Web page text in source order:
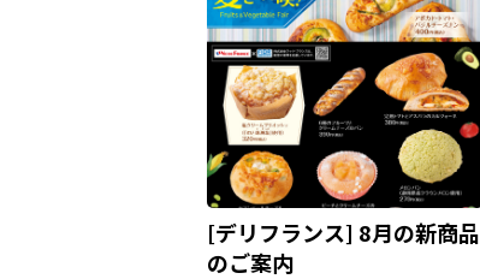
[デリフランス] 8月の新商品
のご案内